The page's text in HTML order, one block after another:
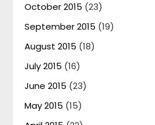
October 2015 (23)
September 2015 (19)
August 2015 (18)
July 2015 (16)
June 2015 (23)
May 2015 (15)